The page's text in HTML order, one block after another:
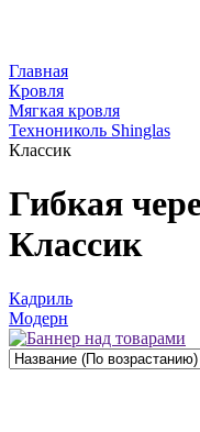
Главная
Кровля
Мягкая кровля
Технониколь Shinglas
Классик
Гибкая
Классик
Кадриль
Модерн